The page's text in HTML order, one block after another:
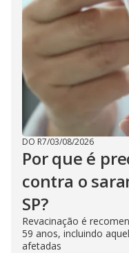
DO R7/03/08/2026
Por que é
contra o
SP?
Revacinação é
59 anos, incluindo
afetadas